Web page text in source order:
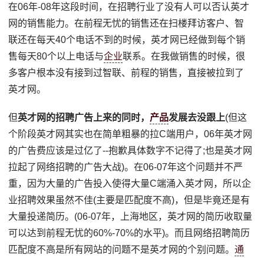
在06年-08年这段时间，在招聘行业了没有人可以否认英才
网的销售能力。在前程无忧的销售还在扫楼拜访客户、智
联还在每天40个电话不到的时候，英才网已经做到每个销
售每天80个以上电话与企业联系。在我做销售的时候，很
多客户根本没有接到过智联、前程的销售，直接被拉到了
英才网。
但英才网的招聘广告上来的同时， 产品发展去没跟上(但这
个阶段英才网其实也在简单粗暴的拉C端用户，06年英才网
的广告费应该是过亿了--抱歉具体数字不记得了;也是英才网
拉起了网络招聘的广告大战)。在06-07年这个问题并不严
重，因为大量的广告投入使得大量C端涌入英才网，所以企
业招聘效果虽然不佳(主要是匹配度不高)，但是毕竟还是有
大量投递简历。(06-07年，上海地区，英才网的简历收取量
可以达到前程无忧的60%-70%的水平)。而且网络招聘简历
匹配度不高是所有网站的问题不是英才网的个别问题。通